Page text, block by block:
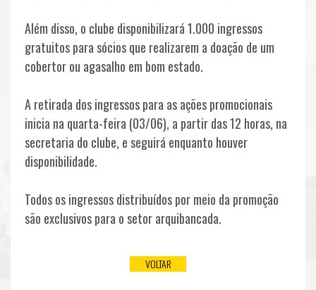
SALA
TODOS
FOTOS
PODCASTS
Além disso, o clube disponibilizará1.000 ingressos
gratuitos para sócios que realizarem a doação de um
cobertor ou agasalho em bom estado.
A retirada dos ingressos para as ações promocionais
inicia na quarta-feira (03/06), a partir das 12 horas, na
secretaria do clube, e seguirá enquanto houver
disponibilidade.
Todos os ingressos distribuídos por meio da promoção
são exclusivos para o setor arquibancada.
VOLTAR